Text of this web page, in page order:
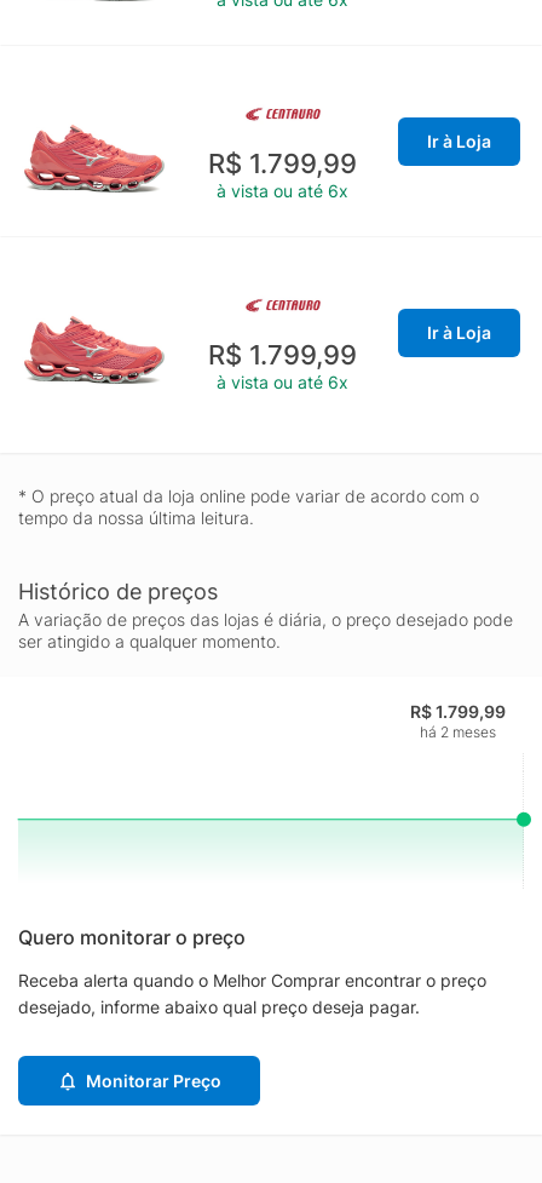
R$ 1.799,99
à vista ou até 6x
Ir à Loja
R$ 1.799,99
à vista ou até 6x
Ir à Loja
* O preço atual da loja online pode variar de acordo com o
tempo da nossa última leitura.
Histórico de preços
A variação de preços das lojas é diária, o preço desejado pode
ser atingido a qualquer momento.
R$ 1.799,99
há 2 meses
Quero monitorar o preço
Receba alerta quando o Melhor Comprar encontrar o preço
desejado, informe abaixo qual preço deseja pagar.
Monitorar Preço